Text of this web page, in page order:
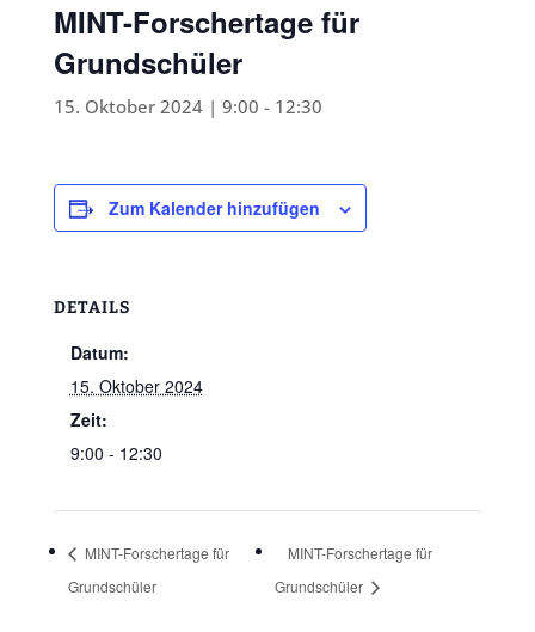
MINT-Forschertage für
Grundschüler
15. Oktober 2024 | 9:00 - 12:30
Zum Kalender hinzufügen
DETAILS
Datum:
15. Oktober 2024
Zeit:
9:00 - 12:30
MINT-Forschertage für
Grundschüler
MINT-Forschertage für
Grundschüler